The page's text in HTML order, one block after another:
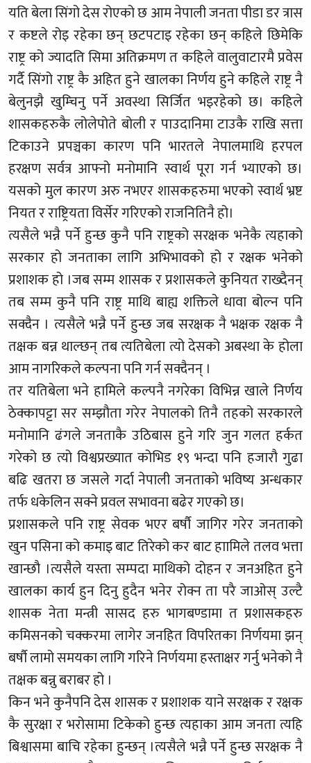
यति बेला सिंगो देस रोएको छ आम नेपाली जनता पीडा डर त्रास
र कष्टले रोइ रहेका छन् छटपटाइ रहेका छन् कहिले छिमेकि
राष्ट्र को ज्यादति सिमा अतिक्रमण त कहिले वालुवाटारमै प्रवेस
गर्दै सिंगो राष्ट्र कै अहित हुने खालका निर्णय हुने कहिले राष्ट्र नै
बेलुनझै खुम्चिनु पर्ने अवस्था सिर्जित भइरहेको छ। कहिले
शासकहरुकै लोलेपोते बोली र पाउदानिमा टाउक‍ै राखि सत्ता
टिकाउने प्रपञ्चका कारण पनि भारतले नेपालमाथि हरपल
हरक्षण सर्वत्र आफ्नो मनोमानि स्वार्थ पूरा गर्न भ्याएको छ।
यसको मुल कारण अरु नभएर शासकहरुमा भएको स्वार्थ भ्रष्ट
नियत र राष्ट्रियता विर्सेर गरिएको राजनितिनै हो।
त्यसैले भन्नै पर्ने हुन्छ कुनै पनि राष्ट्रको सरक्षक भनेकै त्यहाको
सरकार हो जनताका लागि अभिभावको हो र रक्षक भनेको
प्रशाशक हो ।जब सम्म शासक र प्रशासकले कुनियत राख्दैनन्
तब सम्म कुनै पनि राष्ट्र माथि बाह्य शक्तिले धावा बोल्न पनि
सक्दैन । त्यसैले भन्नै पर्ने हुन्छ जब सरक्षक नै भक्षक रक्षक नै
तक्षक बन्न थाल्छन् तब त्यतिबेला त्यो देसको अबस्था के होला
आम नागरिकले कल्पना पनि गर्न सक्दैनन् ।
तर यतिबेला भने हामिले कल्पनै नगरेका विभिन्न खाले निर्णय
ठेक्कापट्टा सर सम्झौता गरेर नेपालको तिनै तहको सरकारले
मनोमानि ढंगले जनताकै उठिबास हुने गरि जुन गलत हर्कत
गरेको छ त्यो विश्वप्रख्यात कोभिड १९ भन्दा पनि हजारौ गुढा
बढि खतरा छ जसले गर्दा नेपाली जनताको भविष्य अन्धकार
तर्फ धकेलिन सक्ने प्रवल सभावना बढेर गएको छ।
प्रशासकले पनि राष्ट्र सेवक भएर बर्षौ जागिर गरेर जनताको
खुन पसिना को कमाइ बाट तिरेको कर बाट हाामिले तलव भत्ता
खान्छौ ।त्यसैले यस्ता सम्पदा माथिको दोहन र जनअहित हुने
खालका कार्य हुन दिनु हुदैन भनेर रोक्न ता परै जाओस् उल्टै
शासक नेता मन्त्री सासद हरु भागबण्डामा त प्रशासकहरु
कमिसनको चक्करमा लागेर जनहित विपरितका निर्णयमा झन्
बर्षौ लामो समयका लागि गरिने निर्णयमा हस्ताक्षर गर्नु भनेको नै
तक्षक बन्नु बराबर हो ।
किन भने कुनैपनि देस शासक र प्रशाशक याने सरक्षक र रक्षक
कै सुरक्षा र भरोसामा टिकेको हुन्छ त्यहाका आम जनता त्यहि
बिश्वासमा बाचि रहेका हुन्छन् ।त्यसैले भन्नै पर्ने हुन्छ सरक्षक नै